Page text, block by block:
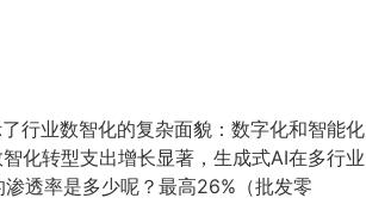
行业数智化的复杂面貌：数字化和智能化
化转型支出增长显著，生成式AI在多行业
透率是多少呢？最高26%（批发零